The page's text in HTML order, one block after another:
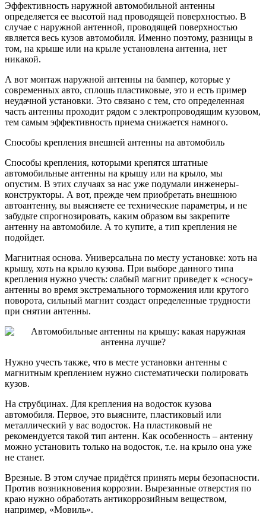
Эффективность наружной автомобильной антенны
определяется ее высотой над проводящей поверхностью. В
случае с наружной антенной, проводящей поверхностью
является весь кузов автомобиля. Именно поэтому, разницы в
том, на крыше или на крыле установлена антенна, нет
никакой.
А вот монтаж наружной антенны на бампер, которые у
современных авто, сплошь пластиковые, это и есть пример
неудачной установки. Это связано с тем, сто определенная
часть антенны проходит рядом с электропроводящим кузовом,
тем самым эффективность приема снижается намного.
Способы крепления внешней антенны на автомобиль
Способы крепления, которыми крепятся штатные
автомобильные антенны на крышу или на крыло, мы
опустим. В этих случаях за нас уже подумали инженеры-
конструкторы. А вот, прежде чем приобретать внешнюю
автоантенну, вы выясняете ее технические параметры, и не
забудьте спрогнозировать, каким образом вы закрепите
антенну на автомобиле. А то купите, а тип крепления не
подойдет.
Магнитная основа. Универсальна по месту установке: хоть на
крышу, хоть на крыло кузова. При выборе данного типа
крепления нужно учесть: слабый магнит приведет к «сносу»
антенны во время экстремального торможения или крутого
поворота, сильный магнит создаст определенные трудности
при снятии антенны.
Нужно учесть также, что в месте установки антенны с
магнитным креплением нужно систематически полировать
кузов.
На струбцинах. Для крепления на водосток кузова
автомобиля. Первое, это выясните, пластиковый или
металлический у вас водосток. На пластиковый не
рекомендуется такой тип антенн. Как особенность – антенну
можно установить только на водосток, т.е. на крыло она уже
не станет.
Врезные. В этом случае придётся принять меры безопасности.
Против возникновения коррозии. Вырезанные отверстия по
краю нужно обработать антикоррозийным веществом,
например, «Мовиль».